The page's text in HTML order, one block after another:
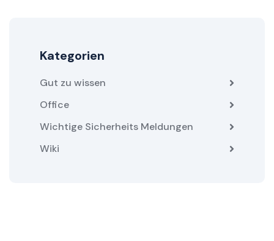
Kategorien
Gut zu wissen
Office
Wichtige Sicherheits Meldungen
Wiki